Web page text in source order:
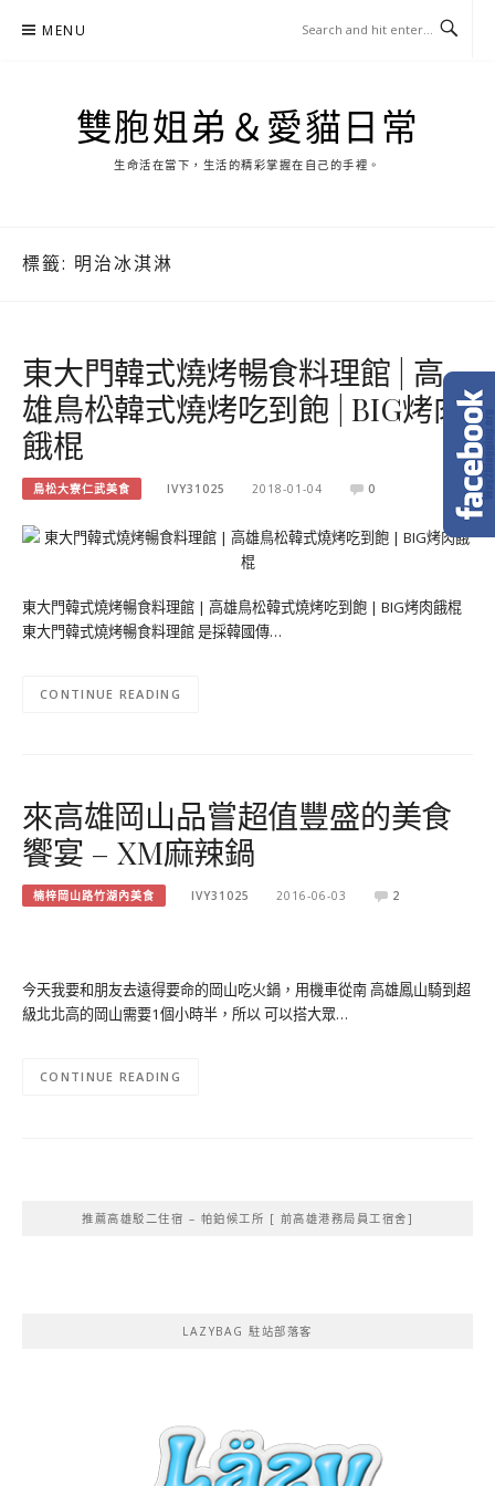
MENU
雙胞姐弟＆愛貓日常
生命活在當下，生活的精彩掌握在自己的手裡。
標籤: 明治冰淇淋
東大門韓式燒烤暢食料理館 | 高
雄鳥松韓式燒烤吃到飽 | BIG烤肉
餓棍
鳥松大寮仁武美食 IVY31025 2018-01-04 0
東大門韓式燒烤暢食料理館 | 高雄鳥松韓式燒烤吃到飽 | BIG烤肉餓棍
東大門韓式燒烤暢食料理館 是採韓國傳…
CONTINUE READING
來高雄岡山品嘗超值豐盛的美食
饗宴 – XM麻辣鍋
楠梓岡山路竹湖內美食 IVY31025 2016-06-03 2
今天我要和朋友去遠得要命的岡山吃火鍋，用機車從南 高雄鳳山騎到超
級北北高的岡山需要1個小時半，所以 可以搭大眾…
CONTINUE READING
推薦高雄駁二住宿 – 帕鉑候工所 [ 前高雄港務局員工宿舍]
LAZYBAG 駐站部落客